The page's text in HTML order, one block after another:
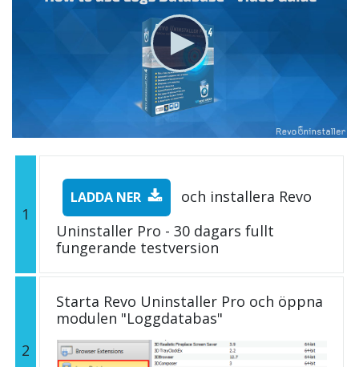
1
LADDA NER
och installera Revo
Uninstaller Pro - 30 dagars fullt
fungerande testversion
2
Starta Revo Uninstaller Pro och öppna
modulen "Loggdatabas"